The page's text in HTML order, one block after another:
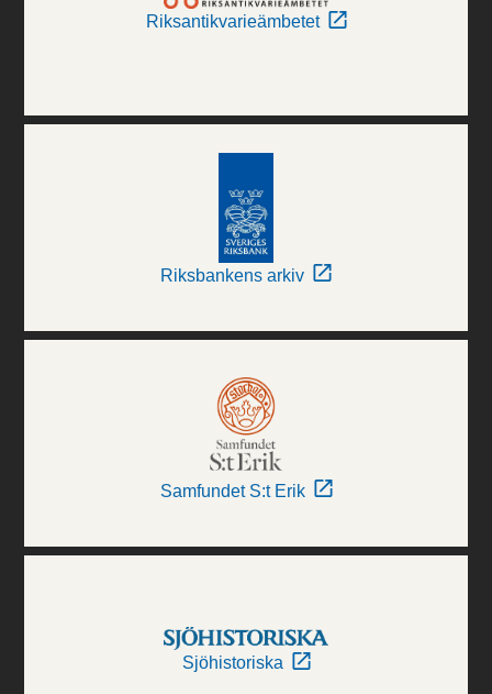
Riksantikvarieämbetet
Riksbankens arkiv
Samfundet S:t Erik
Sjöhistoriska